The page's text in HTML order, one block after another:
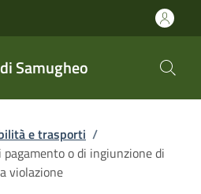
Samugheo
e trasporti /
o di ingiunzione di
violazione